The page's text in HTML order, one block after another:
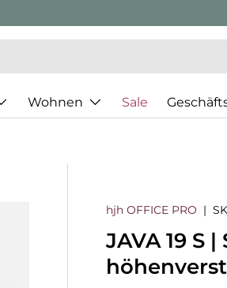
Wohnen Sale
hjh OFFICE PRO |
JAVA 19 S